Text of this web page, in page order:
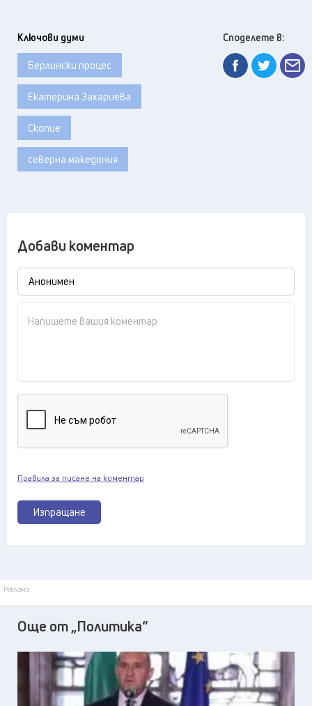
Ключови думи
Берлински процес
Екатерина Захариева
Скопие
северна македония
Споделете в:
Добави коментар
Изпращане
Правила за писане на коментар
Реклама
Още от „Политика“